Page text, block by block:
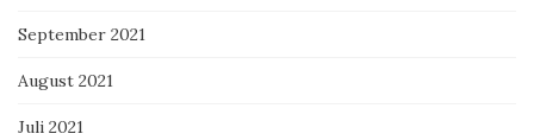
September 2021
August 2021
Juli 2021